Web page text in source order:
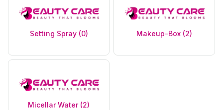
Setting Spray (0) Makeup-Box (2)
Micellar Water (2)